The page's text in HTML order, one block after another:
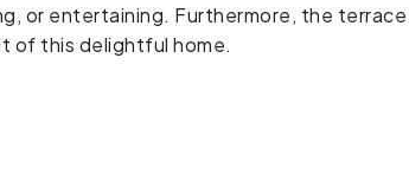
or entertaining. Furthermore, the terrace
of this delightful home.